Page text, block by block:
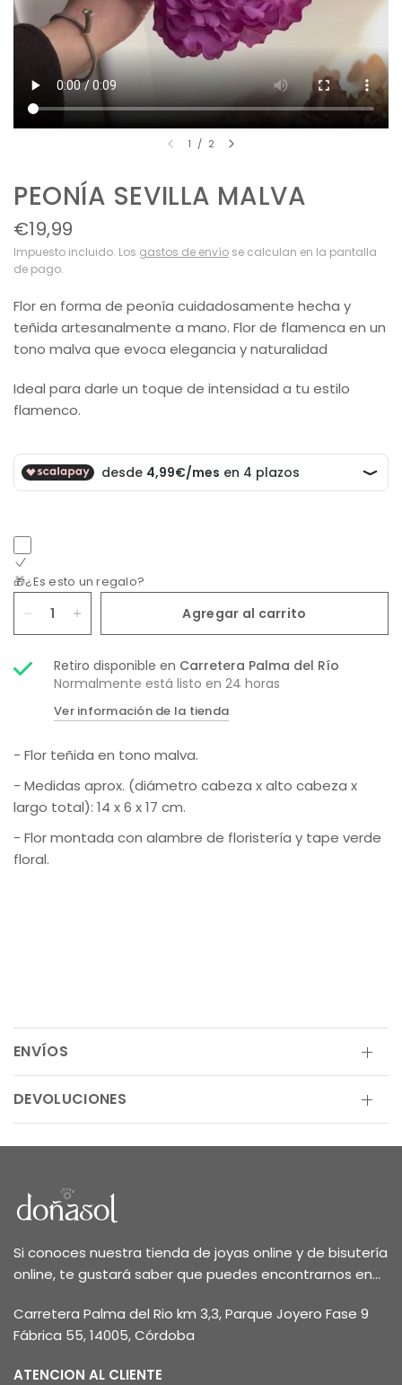
1 / 2
PEONÍA SEVILLA MALVA
€19,99
Impuesto incluido. Los gastos de envío se calculan en la pantalla
de pago.
Flor en forma de peonía cuidadosamente hecha y
teñida artesanalmente a mano. Flor de flamenca en un
tono malva que evoca elegancia y naturalidad
Ideal para darle un toque de intensidad a tu estilo
flamenco.
🎁¿Es esto un regalo?
Agregar al carrito
Retiro disponible en Carretera Palma del Río
Normalmente está listo en 24 horas
Ver información de la tienda
- Flor teñida en tono malva.
- Medidas aprox. (diámetro cabeza x alto cabeza x
largo total): 14 x 6 x 17 cm.
- Flor montada con alambre de floristería y tape verde
floral.
ENVÍOS
DEVOLUCIONES
Si conoces nuestra tienda de joyas online y de bisutería
online, te gustará saber que puedes encontrarnos en...
Carretera Palma del Rio km 3,3, Parque Joyero Fase 9
Fábrica 55, 14005, Córdoba
ATENCION AL CLIENTE